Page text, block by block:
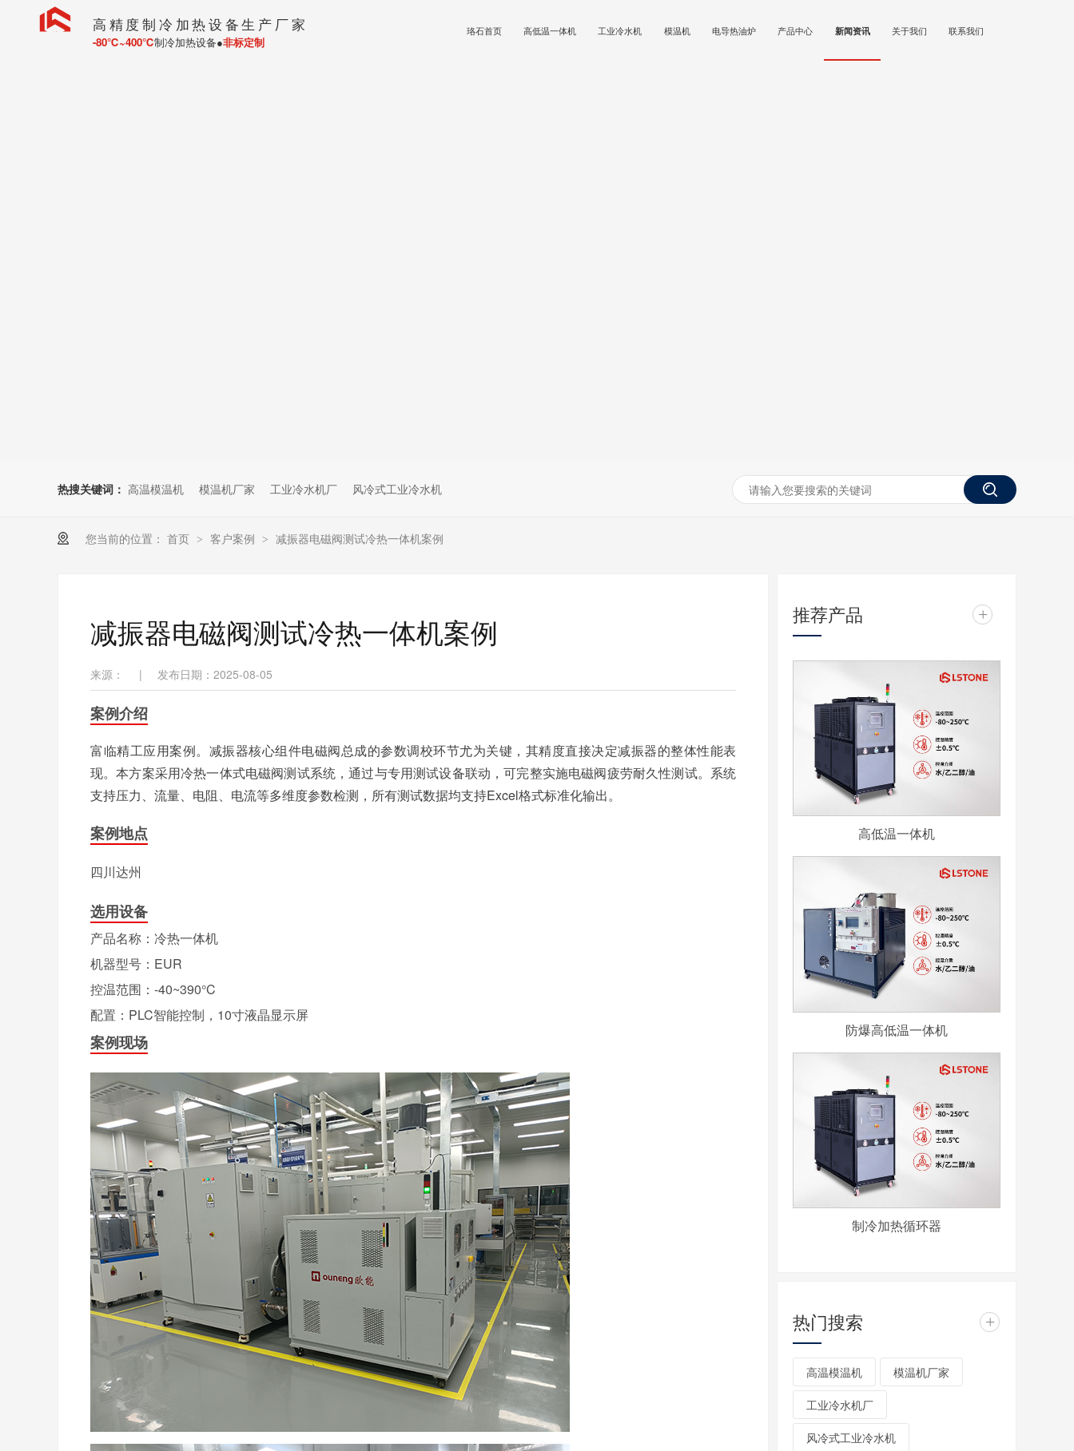
高精度制冷加热设备生产厂家
-80℃~400℃制冷加热设备●非标定制
珞石首页 高低温一体机 工业冷水机 模温机 电导热油炉 产品中心 新闻资讯 关于我们 联系我们
热搜关键词： 高温模温机 模温机厂家 工业冷水机厂 风冷式工业冷水机
您当前的位置： 首页 > 客户案例 > 减振器电磁阀测试冷热一体机案例
减振器电磁阀测试冷热一体机案例
来源： | 发布日期：2025-08-05
案例介绍
富临精工应用案例。减振器核心组件电磁阀总成的参数调校环节尤为关键，其精度直接决定减振器的整体性能表
现。本方案采用冷热一体式电磁阀测试系统，通过与专用测试设备联动，可完整实施电磁阀疲劳耐久性测试。系统
支持压力、流量、电阻、电流等多维度参数检测，所有测试数据均支持Excel格式标准化输出。
案例地点
四川达州
选用设备
产品名称：冷热一体机
机器型号：EUR
控温范围：-40~390°C
配置：PLC智能控制，10寸液晶显示屏
案例现场
推荐产品 +
高低温一体机
防爆高低温一体机
制冷加热循环器
热门搜索 +
高温模温机 模温机厂家
工业冷水机厂
风冷式工业冷水机